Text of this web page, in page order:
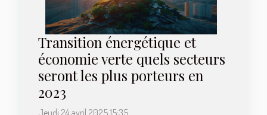
Transition énergétique et
économie verte quels secteurs
seront les plus porteurs en
2023